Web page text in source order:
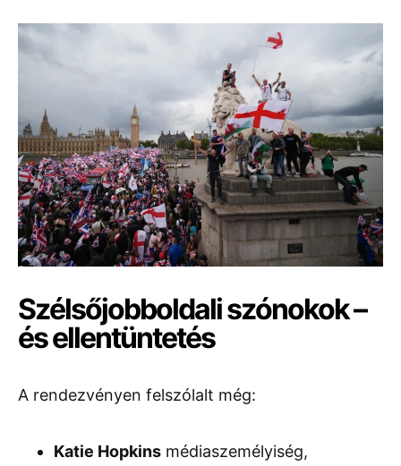
Szélsőjobboldali szónokok –
és ellentüntetés
A rendezvényen felszólalt még:
Katie Hopkins médiaszemélyiség,